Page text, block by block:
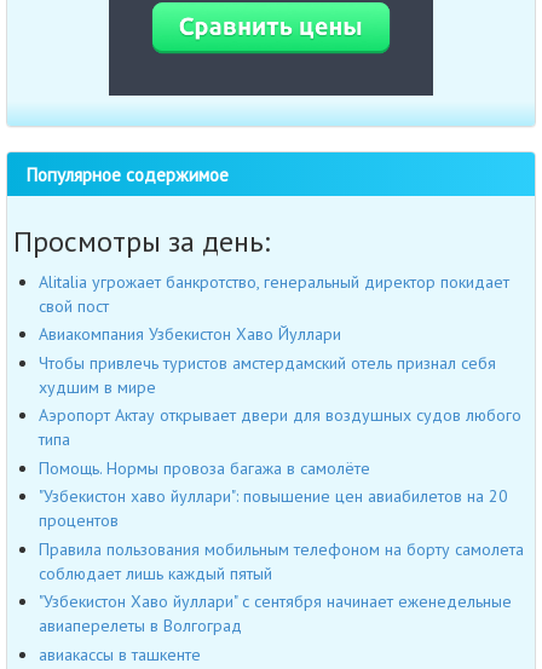
Популярное содержимое
Просмотры за день:
Alitalia угрожает банкротство, генеральный директор покидает
свой пост
Авиакомпания Узбекистон Хаво Йуллари
Чтобы привлечь туристов амстердамский отель признал себя
худшим в мире
Аэропорт Актау открывает двери для воздушных судов любого
типа
Помощь. Нормы провоза багажа в самолёте
"Узбекистон хаво йуллари": повышение цен авиабилетов на 20
процентов
Правила пользования мобильным телефоном на борту самолета
соблюдает лишь каждый пятый
"Узбекистон Хаво йуллари" с сентября начинает еженедельные
авиаперелеты в Волгоград
авиакассы в ташкенте